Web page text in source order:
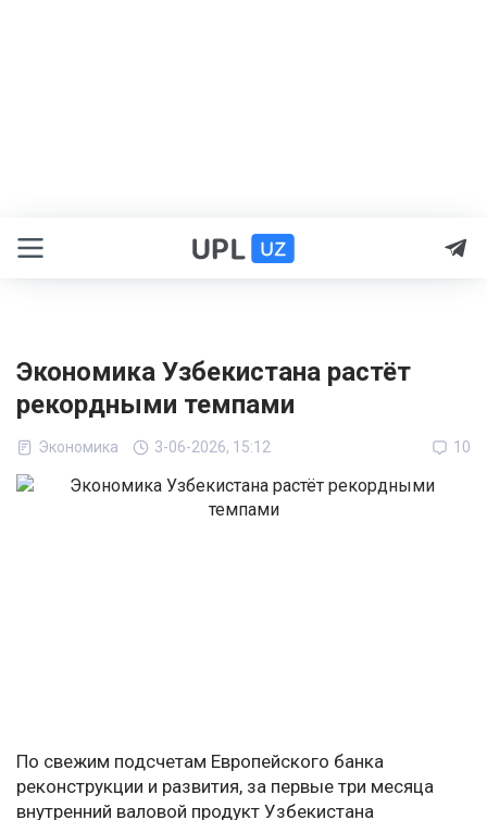
Экономика Узбекистана растёт
рекордными темпами
Экономика 3-06-2026, 15:12 10
По свежим подсчетам Европейского банка
реконструкции и развития, за первые три месяца
внутренний валовой продукт Узбекистана